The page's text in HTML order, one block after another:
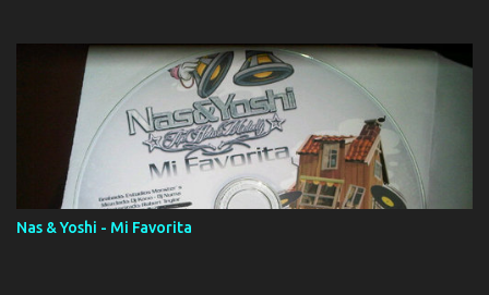
Digital Booklet – Invicto ----------------------------- Nota:
Album proposto al massimo della qualità in formato iTunes Plus
AAC M4A; comprato su iTunes e a disposizione vostra per il
download. REGGAETON ITALIA Nosotros Somos Los Del
Momento!
Nas & Yoshi - Mi Favorita